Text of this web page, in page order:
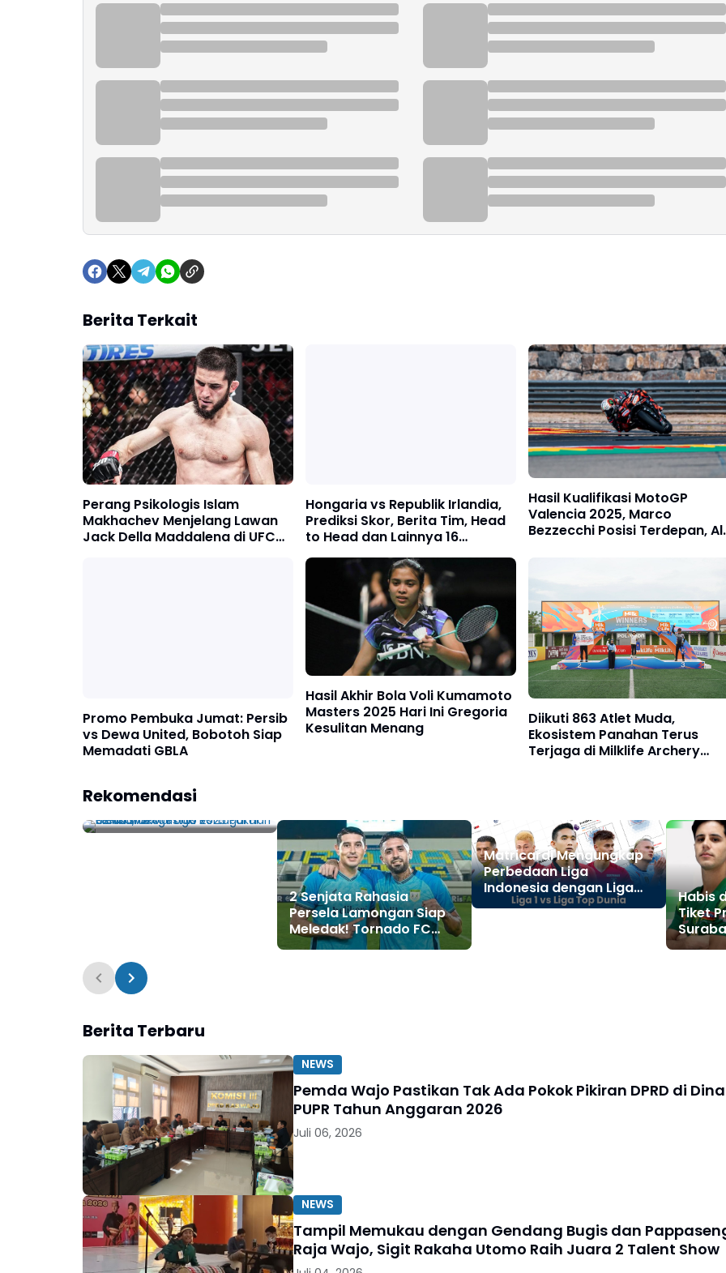
Berita Terkait
Perang Psikologis Islam
Makhachev Menjelang Lawan
Jack Della Maddalena di UFC
Hongaria vs Republik Irlandia,
Prediksi Skor, Berita Tim, Head
to Head dan Lainnya 16
November 2025
Hasil Kualifikasi MotoGP
Valencia 2025, Marco
Bezzecchi Posisi Terdepan,
Promo Pembuka Jumat: Persib
vs Dewa United, Bobotoh Siap
Memadati GBLA
Hasil Akhir Bola Voli Kumamoto
Masters 2025 Hari Ini Gregoria
Kesulitan Menang
Diikuti 863 Atlet Muda,
Ekosistem Panahan Terus
Terjaga di Milklife Archery
Rekomendasi
Guimaraes di Liga
Agustus 2025 Pukul 02.45
2 Senjata Rahasia
Persela Lamongan Siap
Meledak! Tornado FC
Tidak Bisa Bermain
Matricardi Mengungkap
Perbedaan Liga
Indonesia dengan Liga
Sebelumnya, Menyoroti
Habis
Tiket
Berita Terbaru
NEWS
Pemda Wajo Pastikan Tak Ada Pokok Pikiran DPRD di
PUPR Tahun Anggaran 2026
Juli 06, 2026
NEWS
Tampil Memukau dengan Gendang Bugis dan
Raja Wajo, Sigit Rakaha Utomo Raih Juara 2 Talent Show